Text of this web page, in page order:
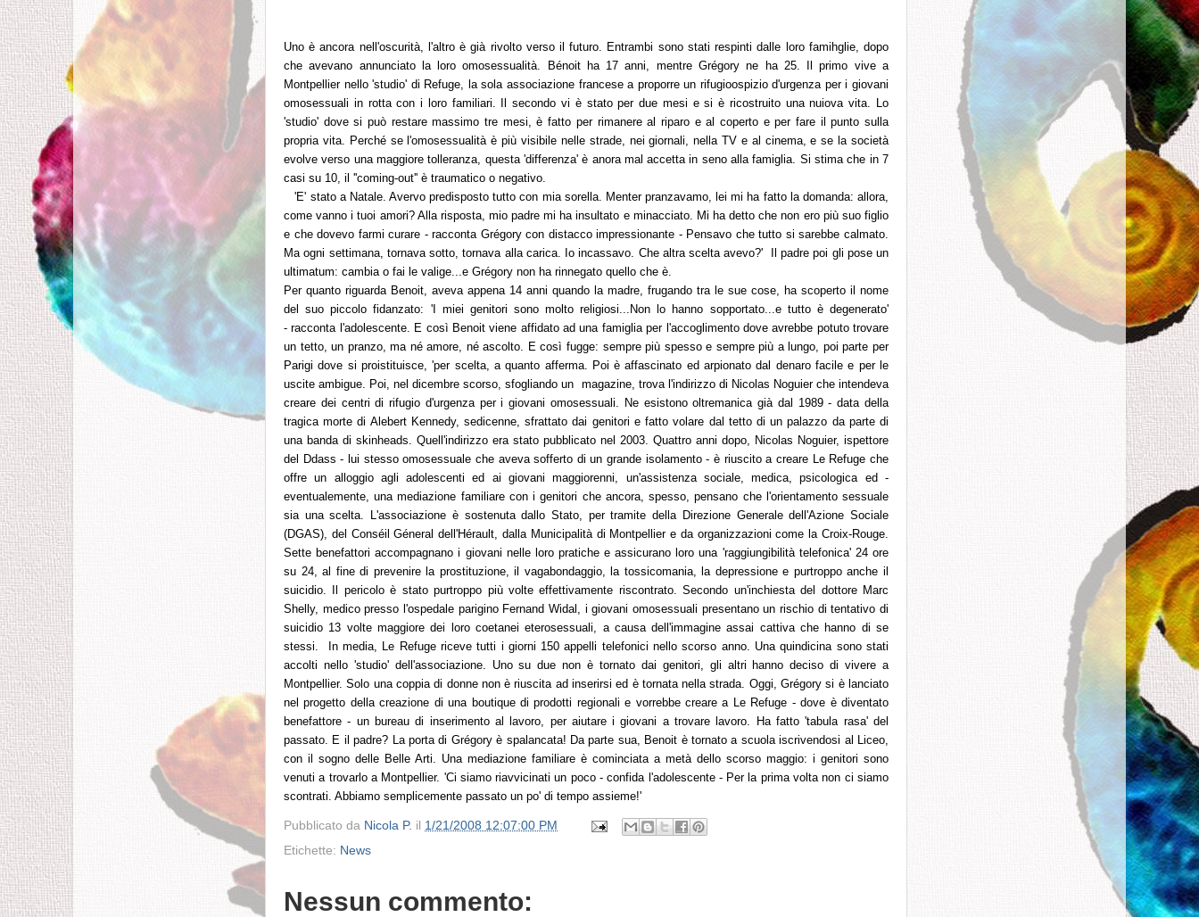
Uno è ancora nell'oscurità, l'altro è già rivolto verso il futuro. Entrambi sono stati respinti dalle loro famihglie, dopo
che avevano annunciato la loro omosessualità. Bénoit ha 17 anni, mentre Grégory ne ha 25. Il primo vive a
Montpellier nello 'studio' di Refuge, la sola associazione francese a proporre un rifugioospizio d'urgenza per i giovani
omosessuali in rotta con i loro familiari. Il secondo vi è stato per due mesi e si è ricostruito una nuiova vita. Lo
'studio' dove si può restare massimo tre mesi, è fatto per rimanere al riparo e al coperto e per fare il punto sulla
propria vita. Perché se l'omosessualità è più visibile nelle strade, nei giornali, nella TV e al cinema, e se la società
evolve verso una maggiore tolleranza, questa 'differenza' è anora mal accetta in seno alla famiglia. Si stima che in 7
casi su 10, il ''coming-out'' è traumatico o negativo.
'E' stato a Natale. Avervo predisposto tutto con mia sorella. Menter pranzavamo, lei mi ha fatto la domanda: allora,
come vanno i tuoi amori? Alla risposta, mio padre mi ha insultato e minacciato. Mi ha detto che non ero più suo figlio
e che dovevo farmi curare -racconta Grégory con distacco impressionante - Pensavo che tutto si sarebbe calmato.
Ma ogni settimana, tornava sotto, tornava alla carica. Io incassavo. Che altra scelta avevo?' Il padre poi gli pose un
ultimatum: cambia o fai le valige...e Grégory non ha rinnegato quello che è.
Per quanto riguarda Benoit, aveva appena 14 anni quando la madre, frugando tra le sue cose, ha scoperto il nome
del suo piccolo fidanzato: 'I miei genitori sono molto religiosi...Non lo hanno sopportato...e tutto è degenerato'
-racconta l'adolescente. E così Benoit viene affidato ad una famiglia per l'accoglimento dove avrebbe potuto trovare
un tetto, un pranzo, ma né amore, né ascolto. E così fugge: sempre più spesso e sempre più a lungo, poi parte per
Parigi dove si proistituisce, 'per scelta, a quanto afferma. Poi è affascinato ed arpionato dal denaro facile e per le
uscite ambigue. Poi, nel dicembre scorso, sfogliando un magazine, trova l'indirizzo di Nicolas Noguier che intendeva
creare dei centri di rifugio d'urgenza per i giovani omosessuali. Ne esistono oltremanica già dal 1989 - data della
tragica morte di Alebert Kennedy, sedicenne, sfrattato dai genitori e fatto volare dal tetto di un palazzo da parte di
una banda di skinheads. Quell'indirizzo era stato pubblicato nel 2003. Quattro anni dopo, Nicolas Noguier, ispettore
del Ddass - lui stesso omosessuale che aveva sofferto di un grande isolamento - è riuscito a creare Le Refuge che
offre un alloggio agli adolescenti ed ai giovani maggiorenni, un'assistenza sociale, medica, psicologica ed -
eventualemente, una mediazione familiare con i genitori che ancora, spesso, pensano che l'orientamento sessuale
sia una scelta. L'associazione è sostenuta dallo Stato, per tramite della Direzione Generale dell'Azione Sociale
(DGAS), del Conséil Géneral dell'Hérault, dalla Municipalità di Montpellier e da organizzazioni come la Croix-Rouge.
Sette benefattori accompagnano i giovani nelle loro pratiche e assicurano loro una 'raggiungibilità telefonica' 24 ore
su 24, al fine di prevenire la prostituzione, il vagabondaggio, la tossicomania, la depressione e purtroppo anche il
suicidio. Il pericolo è stato purtroppo più volte effettivamente riscontrato. Secondo un'inchiesta del dottore Marc
Shelly, medico presso l'ospedale parigino Fernand Widal, i giovani omosessuali presentano un rischio di tentativo di
suicidio 13 volte maggiore dei loro coetanei eterosessuali, a causa dell'immagine assai cattiva che hanno di se
stessi. In media, Le Refuge riceve tutti i giorni 150 appelli telefonici nello scorso anno. Una quindicina sono stati
accolti nello 'studio' dell'associazione. Uno su due non è tornato dai genitori, gli altri hanno deciso di vivere a
Montpellier. Solo una coppia di donne non è riuscita ad inserirsi ed è tornata nella strada. Oggi, Grégory si è lanciato
nel progetto della creazione di una boutique di prodotti regionali e vorrebbe creare a Le Refuge - dove è diventato
benefattore - un bureau di inserimento al lavoro, per aiutare i giovani a trovare lavoro. Ha fatto 'tabula rasa' del
passato. E il padre? La porta di Grégory è spalancata! Da parte sua, Benoit è tornato a scuola iscrivendosi al Liceo,
con il sogno delle Belle Arti. Una mediazione familiare è cominciata a metà dello scorso maggio: i genitori sono
venuti a trovarlo a Montpellier. 'Ci siamo riavvicinati un poco - confida l'adolescente - Per la prima volta non ci siamo
scontrati. Abbiamo semplicemente passato un po' di tempo assieme!'
Pubblicato da Nicola P. il 1/21/2008 12:07:00 PM
Etichette: News
Nessun commento: